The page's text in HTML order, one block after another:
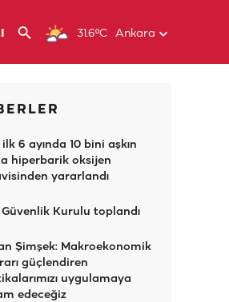
31.6ºC Ankara
ilk 6 ayında 10 bini aşkın
hiperbarik oksijen
yararlandı
Kurulu toplandı
Şimşek: Makroekonomik
güçlendiren
uygulamaya
edeceğiz